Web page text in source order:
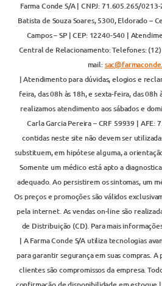
Farma Conde S/A | CNPJ: 71.605.265/
Batista de Souza Soares, 5300, Eldorado –
Campos – SP | CEP: 12240-540 |
Central de Relacionamento: Telefones:
mail:
| Atendimento para dúvidas, elogios e
feira, das 08h às 18h, e sexta-feira, das
realizamos atendimento aos sábados e
Carla Garcia Pereira – CRF 59939 | AFE:
contidas neste site não devem ser
substituem, em hipótese alguma, a
Somente um médico está apto a
adequado. Ao persistirem os sintomas, um
Os preços e promoções são válidos
pela internet. As vendas on-line são
de Distribuição (CD). Para mais
| A Farma Conde S/A utiliza tecnologias
para garantir segurança em suas compras.
clientes são compromissos da empresa.